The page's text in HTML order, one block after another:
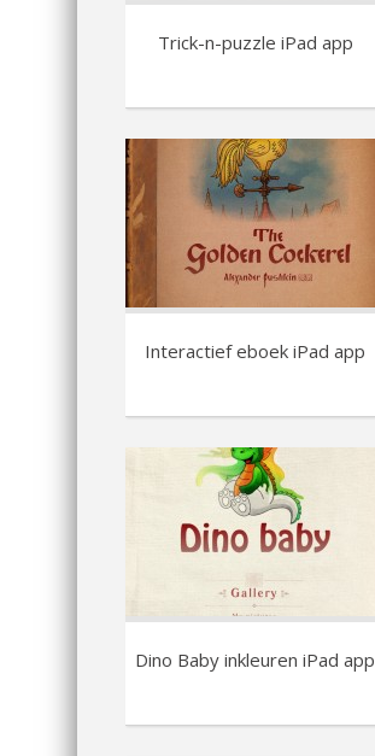
Trick-n-puzzle iPad app
Interactief eboek iPad app
Dino Baby inkleuren iPad app